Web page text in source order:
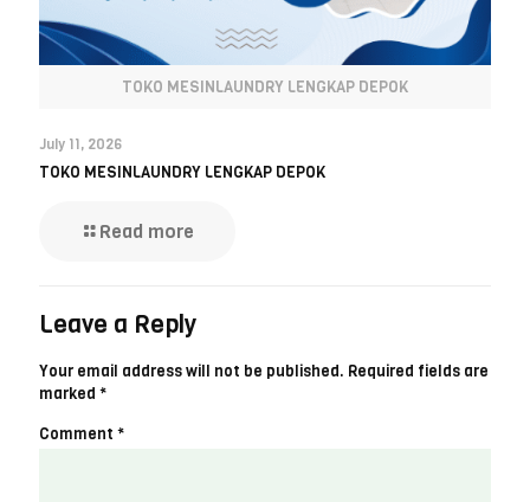
TOKO MESINLAUNDRY LENGKAP DEPOK
July 11, 2026
TOKO MESINLAUNDRY LENGKAP DEPOK
Read more
Leave a Reply
Your email address will not be published. Required fields are
marked *
Comment *